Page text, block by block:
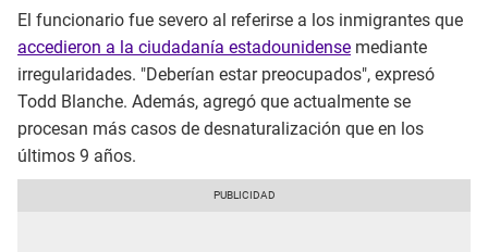
El funcionario fue severo al referirse a los inmigrantes que
accedieron a la ciudadanía estadounidense mediante
irregularidades. "Deberían estar preocupados", expresó
Todd Blanche. Además, agregó que actualmente se
procesan más casos de desnaturalización que en los
últimos 9 años.